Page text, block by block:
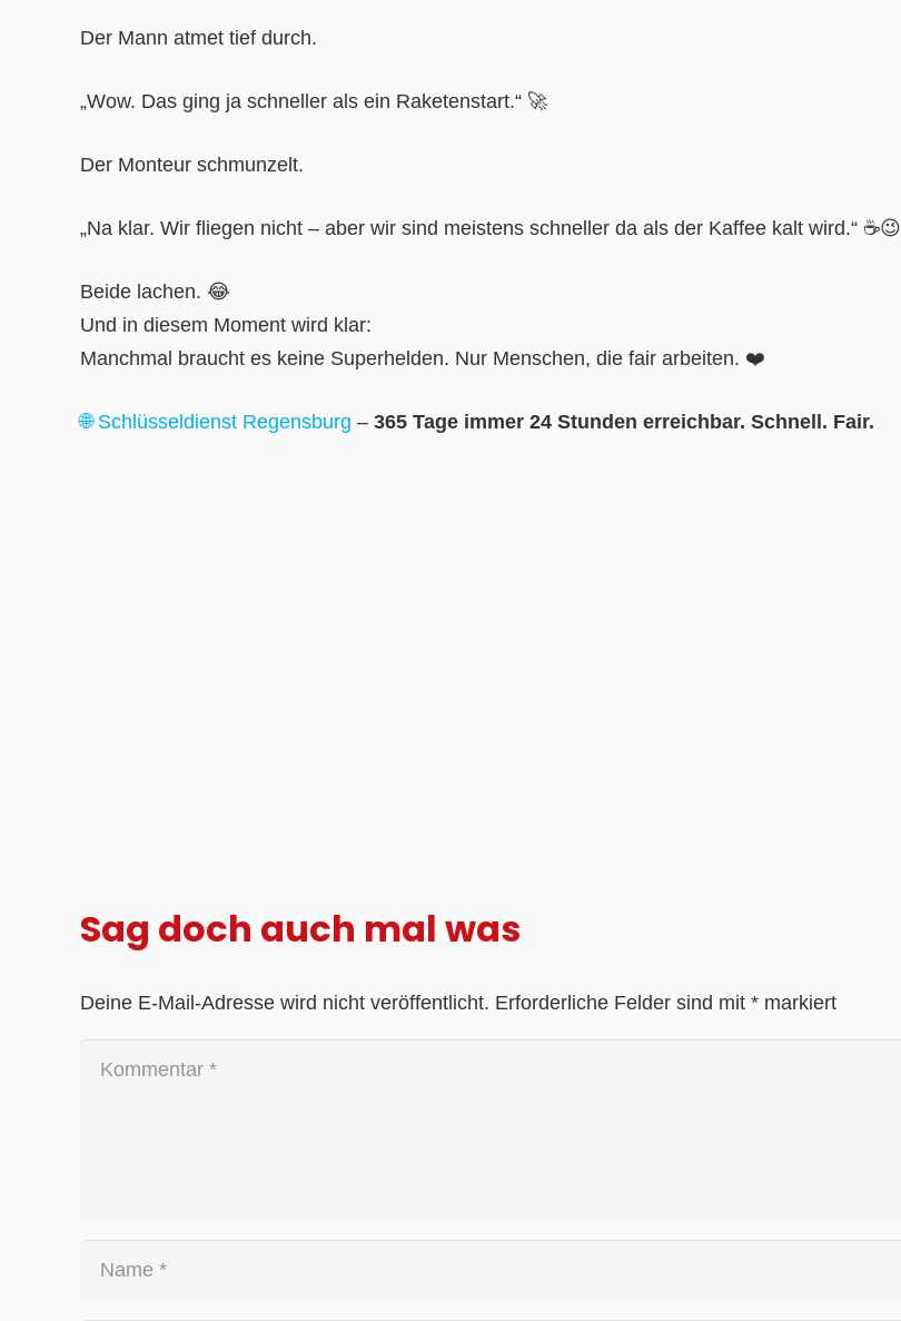
Der Mann atmet tief durch.
„Wow. Das ging ja schneller als ein Raketenstart.“ 🚀
Der Monteur schmunzelt.
„Na klar. Wir fliegen nicht – aber wir sind meistens schneller da als der Kaffee kalt wird.“ ☕😉
Beide lachen. 😂
Und in diesem Moment wird klar:
Manchmal braucht es keine Superhelden. Nur Menschen, die fair arbeiten. ❤️
🌐 Schlüsseldienst Regensburg – 365 Tage immer 24 Stunden erreichbar. Schnell. Fair.
Sag doch auch mal was
Deine E-Mail-Adresse wird nicht veröffentlicht. Erforderliche Felder sind mit * markiert